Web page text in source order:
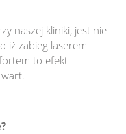
naszej kliniki, jest nie
iż zabieg laserem
to efekt